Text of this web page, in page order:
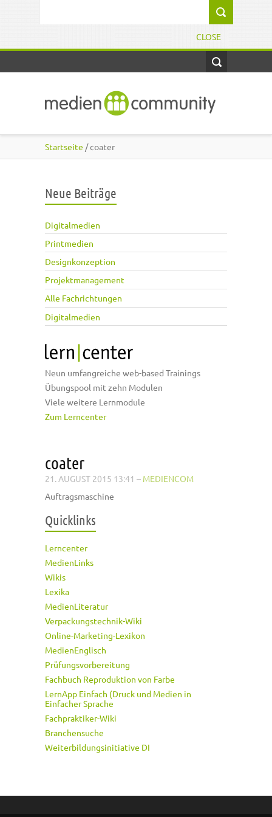
CLOSE
Startseite / coater
Neue Beiträge
Digitalmedien
Printmedien
Designkonzeption
Projektmanagement
Alle Fachrichtungen
Digitalmedien
Neun umfangreiche web-based Trainings
Übungspool mit zehn Modulen
Viele weitere Lernmodule
Zum Lerncenter
coater
21. AUGUST 2015 13:41 – MEDIENCOM
Auftragsmaschine
Quicklinks
Lerncenter
MedienLinks
Wikis
Lexika
MedienLiteratur
Verpackungstechnik-Wiki
Online-Marketing-Lexikon
MedienEnglisch
Prüfungsvorbereitung
Fachbuch Reproduktion von Farbe
LernApp Einfach (Druck und Medien in
Einfacher Sprache
Fachpraktiker-Wiki
Branchensuche
Weiterbildungsinitiative DI